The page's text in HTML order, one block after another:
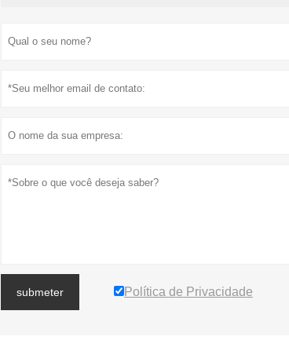
submeter Política de Privacidade